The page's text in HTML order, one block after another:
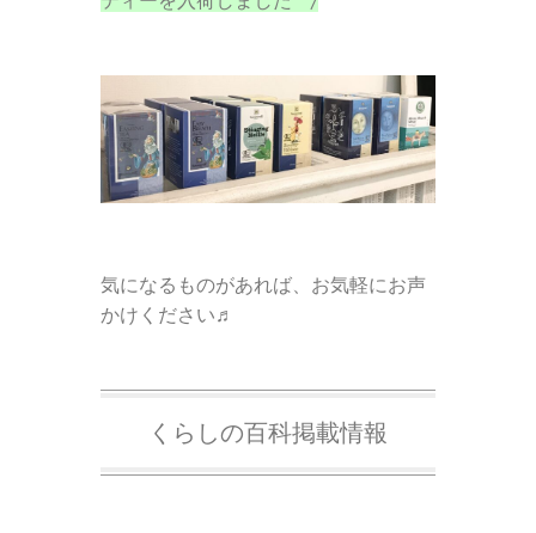
気になるものがあれば、お気軽にお声
かけください♬
くらしの百科掲載情報